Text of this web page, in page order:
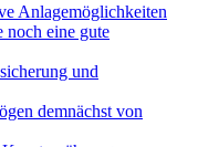
Anlagemöglichkeiten
noch eine gute
und
demnächst von